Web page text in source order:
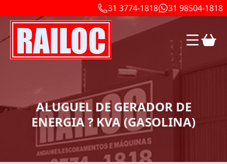
31 3774-1818 31 98504-1818
ALUGUEL DE GERADOR DE
ENERGIA ? KVA (GASOLINA)